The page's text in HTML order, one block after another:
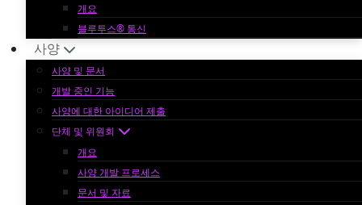
개요
블루투스® 통신
사양
사양 및 문서
개발 중인 기능
사양에 대한 아이디어 제출
단체 및 위원회
개요
사양 개발 프로세스
문서 및 자료